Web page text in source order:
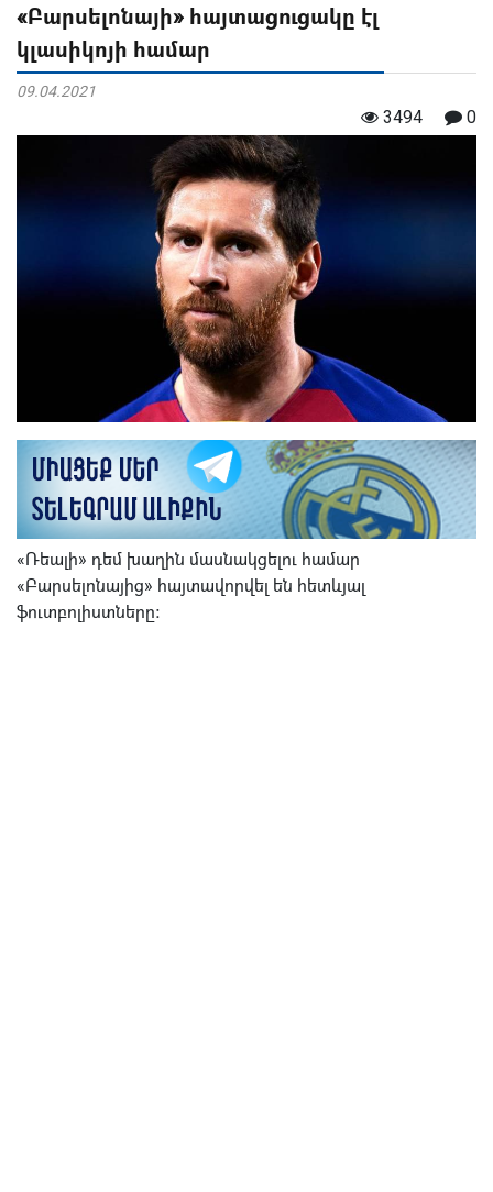
«Բարսելոնայի» հայտացուցակը էլ
կլասիկոյի համար
09.04.2021
3494 0
«Ռեալի» դեմ խաղին մասնակցելու համար
«Բարսելոնայից» հայտավորվել են հետևյալ
ֆուտբոլիստները։